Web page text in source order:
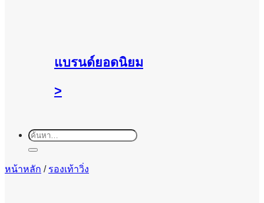
แบรนด์ยอดนิยม
>
ค้นหา:
หน้าหลัก / รองเท้าวิ่ง